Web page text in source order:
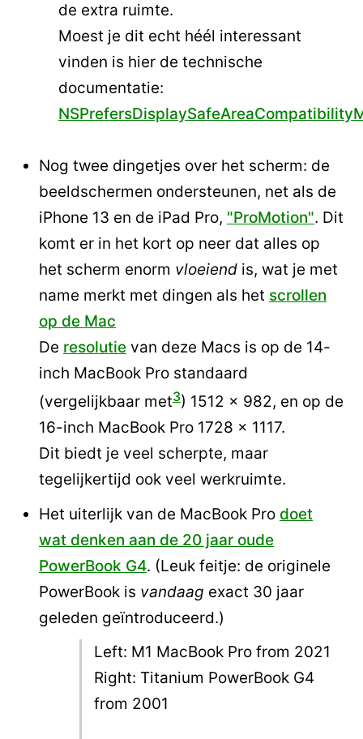
de extra ruimte.
Moest je dit echt héél interessant
vinden is hier de technische
documentatie:
Nog twee dingetjes over het scherm: de
beeldschermen ondersteunen, net als de
iPhone 13 en de iPad Pro, "ProMotion". Dit
komt er in het kort op neer dat alles op
het scherm enorm vloeiend is, wat je met
name merkt met dingen als het scrollen
op de Mac
De resolutie van deze Macs is op de 14-
inch MacBook Pro standaard
(vergelijkbaar met3) 1512 x 982, en op de
16-inch MacBook Pro 1728 x 1117.
Dit biedt je veel scherpte, maar
tegelijkertijd ook veel werkruimte.
Het uiterlijk van de MacBook Pro doet
wat denken aan de 20 jaar oude
PowerBook G4. (Leuk feitje: de originele
PowerBook is vandaag exact 30 jaar
geleden geïntroduceerd.)
Left: M1 MacBook Pro from 2021
Right: Titanium PowerBook G4
from 2001